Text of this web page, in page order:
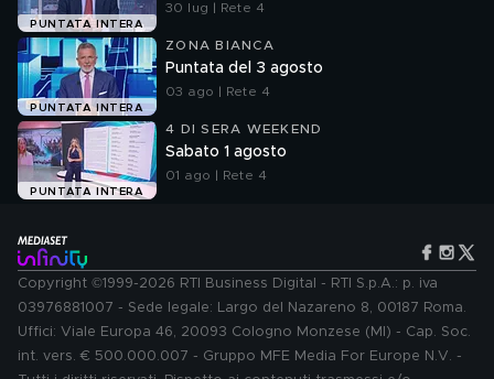
PUNTATA INTERA
30 lug | Rete 4
PUNTATA INTERA
ZONA BIANCA
Puntata del 3 agosto
03 ago | Rete 4
PUNTATA INTERA
4 DI SERA WEEKEND
Sabato 1 agosto
01 ago | Rete 4
Copyright ©1999-2026 RTI Business Digital - RTI S.p.A.: p. iva
03976881007 - Sede legale: Largo del Nazareno 8, 00187 Roma.
Uffici: Viale Europa 46, 20093 Cologno Monzese (MI) - Cap. Soc.
int. vers. € 500.000.007 - Gruppo MFE Media For Europe N.V. -